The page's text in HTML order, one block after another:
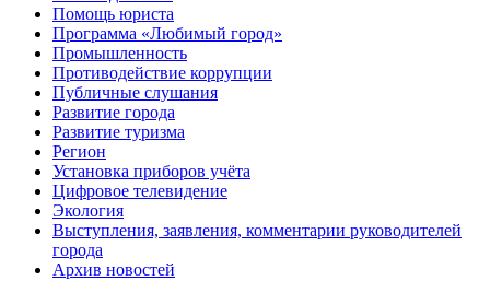
Помощь юриста
Программа «Любимый город»
Промышленность
Противодействие коррупции
Публичные слушания
Развитие города
Развитие туризма
Регион
Установка приборов учёта
Цифровое телевидение
Экология
Выступления, заявления, комментарии руководителей
города
Архив новостей